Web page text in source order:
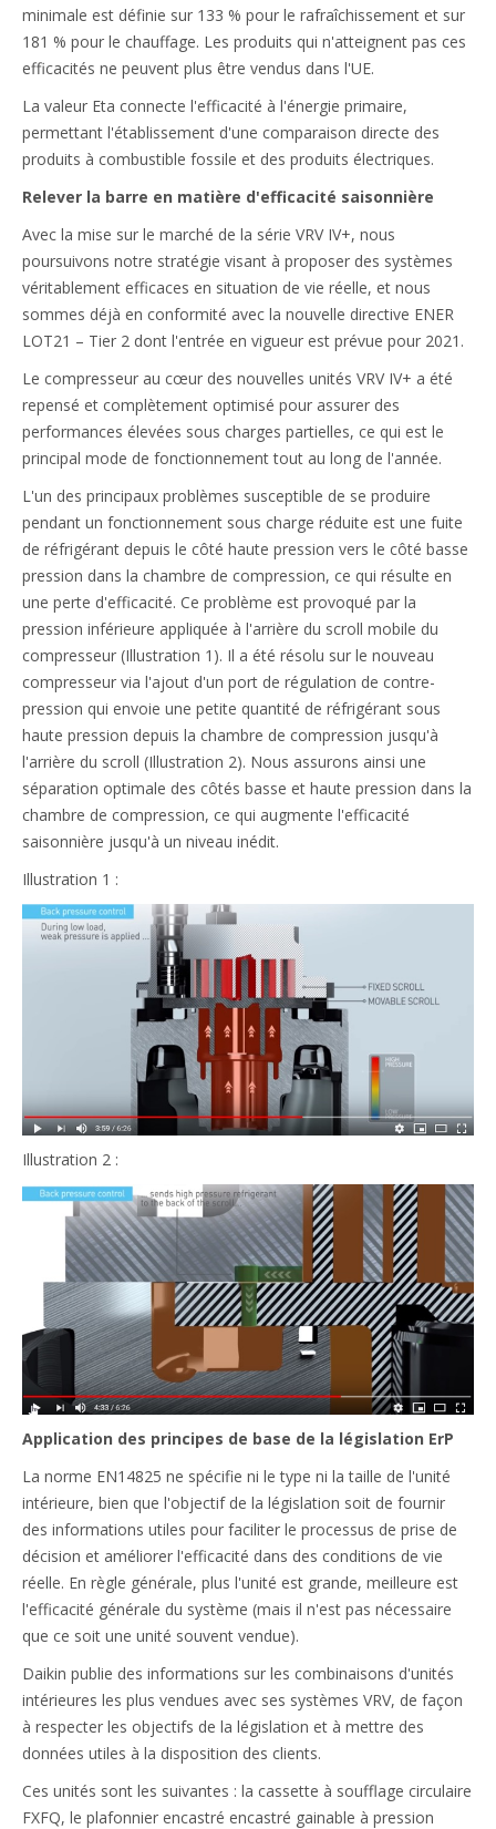
minimale est définie sur 133 % pour le rafraîchissement et sur
181 % pour le chauffage. Les produits qui n'atteignent pas ces
efficacités ne peuvent plus être vendus dans l'UE.
La valeur Eta connecte l'efficacité à l'énergie primaire,
permettant l'établissement d'une comparaison directe des
produits à combustible fossile et des produits électriques.
Relever la barre en matière d'efficacité saisonnière
Avec la mise sur le marché de la série VRV IV+, nous
poursuivons notre stratégie visant à proposer des systèmes
véritablement efficaces en situation de vie réelle, et nous
sommes déjà en conformité avec la nouvelle directive ENER
LOT21 – Tier 2 dont l'entrée en vigueur est prévue pour 2021.
Le compresseur au cœur des nouvelles unités VRV IV+ a été
repensé et complètement optimisé pour assurer des
performances élevées sous charges partielles, ce qui est le
principal mode de fonctionnement tout au long de l'année.
L'un des principaux problèmes susceptible de se produire
pendant un fonctionnement sous charge réduite est une fuite
de réfrigérant depuis le côté haute pression vers le côté basse
pression dans la chambre de compression, ce qui résulte en
une perte d'efficacité. Ce problème est provoqué par la
pression inférieure appliquée à l'arrière du scroll mobile du
compresseur (Illustration 1). Il a été résolu sur le nouveau
compresseur via l'ajout d'un port de régulation de contre-
pression qui envoie une petite quantité de réfrigérant sous
haute pression depuis la chambre de compression jusqu'à
l'arrière du scroll (Illustration 2). Nous assurons ainsi une
séparation optimale des côtés basse et haute pression dans la
chambre de compression, ce qui augmente l'efficacité
saisonnière jusqu'à un niveau inédit.
Illustration 1 :
Illustration 2 :
Application des principes de base de la législation ErP
La norme EN14825 ne spécifie ni le type ni la taille de l'unité
intérieure, bien que l'objectif de la législation soit de fournir
des informations utiles pour faciliter le processus de prise de
décision et améliorer l'efficacité dans des conditions de vie
réelle. En règle générale, plus l'unité est grande, meilleure est
l'efficacité générale du système (mais il n'est pas nécessaire
que ce soit une unité souvent vendue).
Daikin publie des informations sur les combinaisons d'unités
intérieures les plus vendues avec ses systèmes VRV, de façon
à respecter les objectifs de la législation et à mettre des
données utiles à la disposition des clients.
Ces unités sont les suivantes : la cassette à soufflage circulaire
FXFQ, le plafonnier encastré encastré gainable à pression